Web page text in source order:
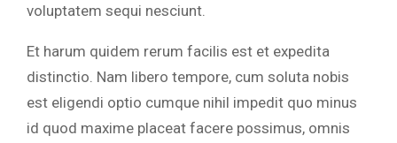
voluptatem sequi nesciunt.
Et harum quidem rerum facilis est et expedita
distinctio. Nam libero tempore, cum soluta nobis
est eligendi optio cumque nihil impedit quo minus
id quod maxime placeat facere possimus, omnis